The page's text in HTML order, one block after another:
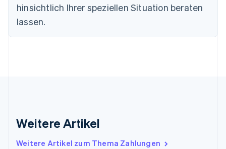
hinsichtlich Ihrer speziellen Situation beraten
lassen.
Weitere Artikel
Weitere Artikel zum Thema Zahlungen
简体中文English
Finnland
English
Frankreich
Irland
Italien